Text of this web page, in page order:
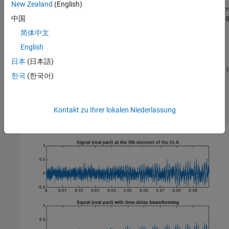
beamformer = phased.TimeDelayBeamformer(
subplot(2,1,1)
plot(t(1:5000),real(rsig(1:5e3,5)))
axis([0,t(5000),-0.5,1])
)
subplot(2,1,2)
'Seconds')
New Zealand (English)
中国
简体中文
English
日本 (日本語)
한국 (한국어)
Kontakt zu Ihrer lokalen Niederlassung